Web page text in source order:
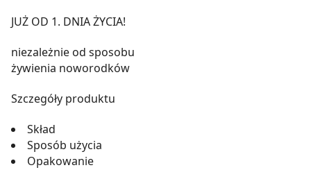
JUŻ OD 1. DNIA ŻYCIA!
niezależnie od sposobu
żywienia noworodków
Szczegóły produktu
Skład
Sposób użycia
Opakowanie